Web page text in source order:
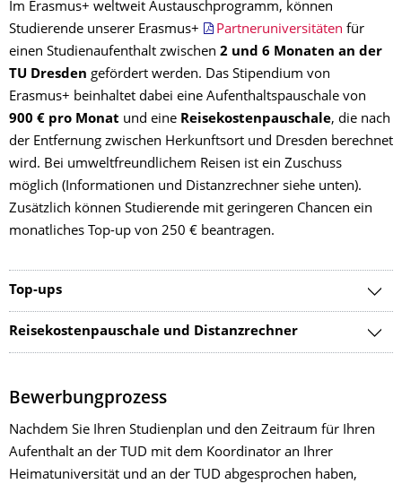
Im Erasmus+ weltweit Austauschprogramm, können
Studierende unserer Erasmus+
Partneruniversitäten für
einen Studienaufenthalt zwischen 2 und 6 Monaten an der
TU Dresden gefördert werden. Das Stipendium von
Erasmus+ beinhaltet dabei eine Aufenthaltspauschale von
900 € pro Monat und eine Reisekostenpauschale, die nach
der Entfernung zwischen Herkunftsort und Dresden berechnet
wird. Bei umweltfreundlichem Reisen ist ein Zuschuss
möglich (Informationen und Distanzrechner siehe unten).
Zusätzlich können Studierende mit geringeren Chancen ein
monatliches Top-up von 250 € beantragen.
Top-ups
Reisekostenpauschale und Distanzrechner
Bewerbungprozess
Nachdem Sie Ihren Studienplan und den Zeitraum für Ihren
Aufenthalt an der TUD mit dem Koordinator an Ihrer
Heimatuniversität und an der TUD abgesprochen haben,